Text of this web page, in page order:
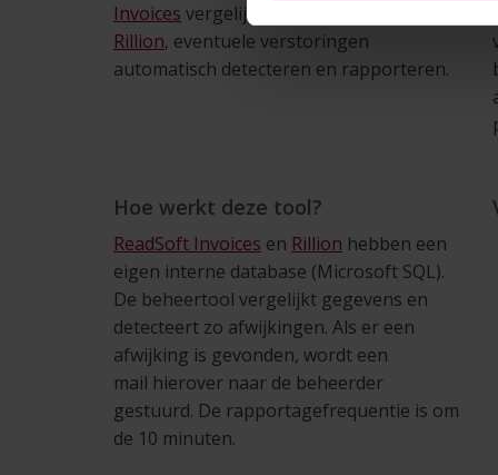
Invoices vergelijken met de input van
Rillion, eventuele verstoringen
automatisch detecteren en rapporteren.
Hoe werkt deze tool?
ReadSoft Invoices en Rillion hebben een
eigen interne database (Microsoft SQL).
De beheertool vergelijkt gegevens en
detecteert zo afwijkingen. Als er een
afwijking is gevonden, wordt een
mail hierover naar de beheerder
gestuurd. De rapportagefrequentie is om
de 10 minuten.